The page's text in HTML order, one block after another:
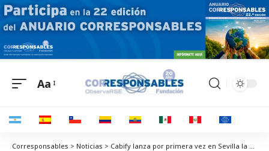
Aa
Corresponsables > Noticias > Cabify lanza por primera vez en Sevilla la categoría ‘Moto’